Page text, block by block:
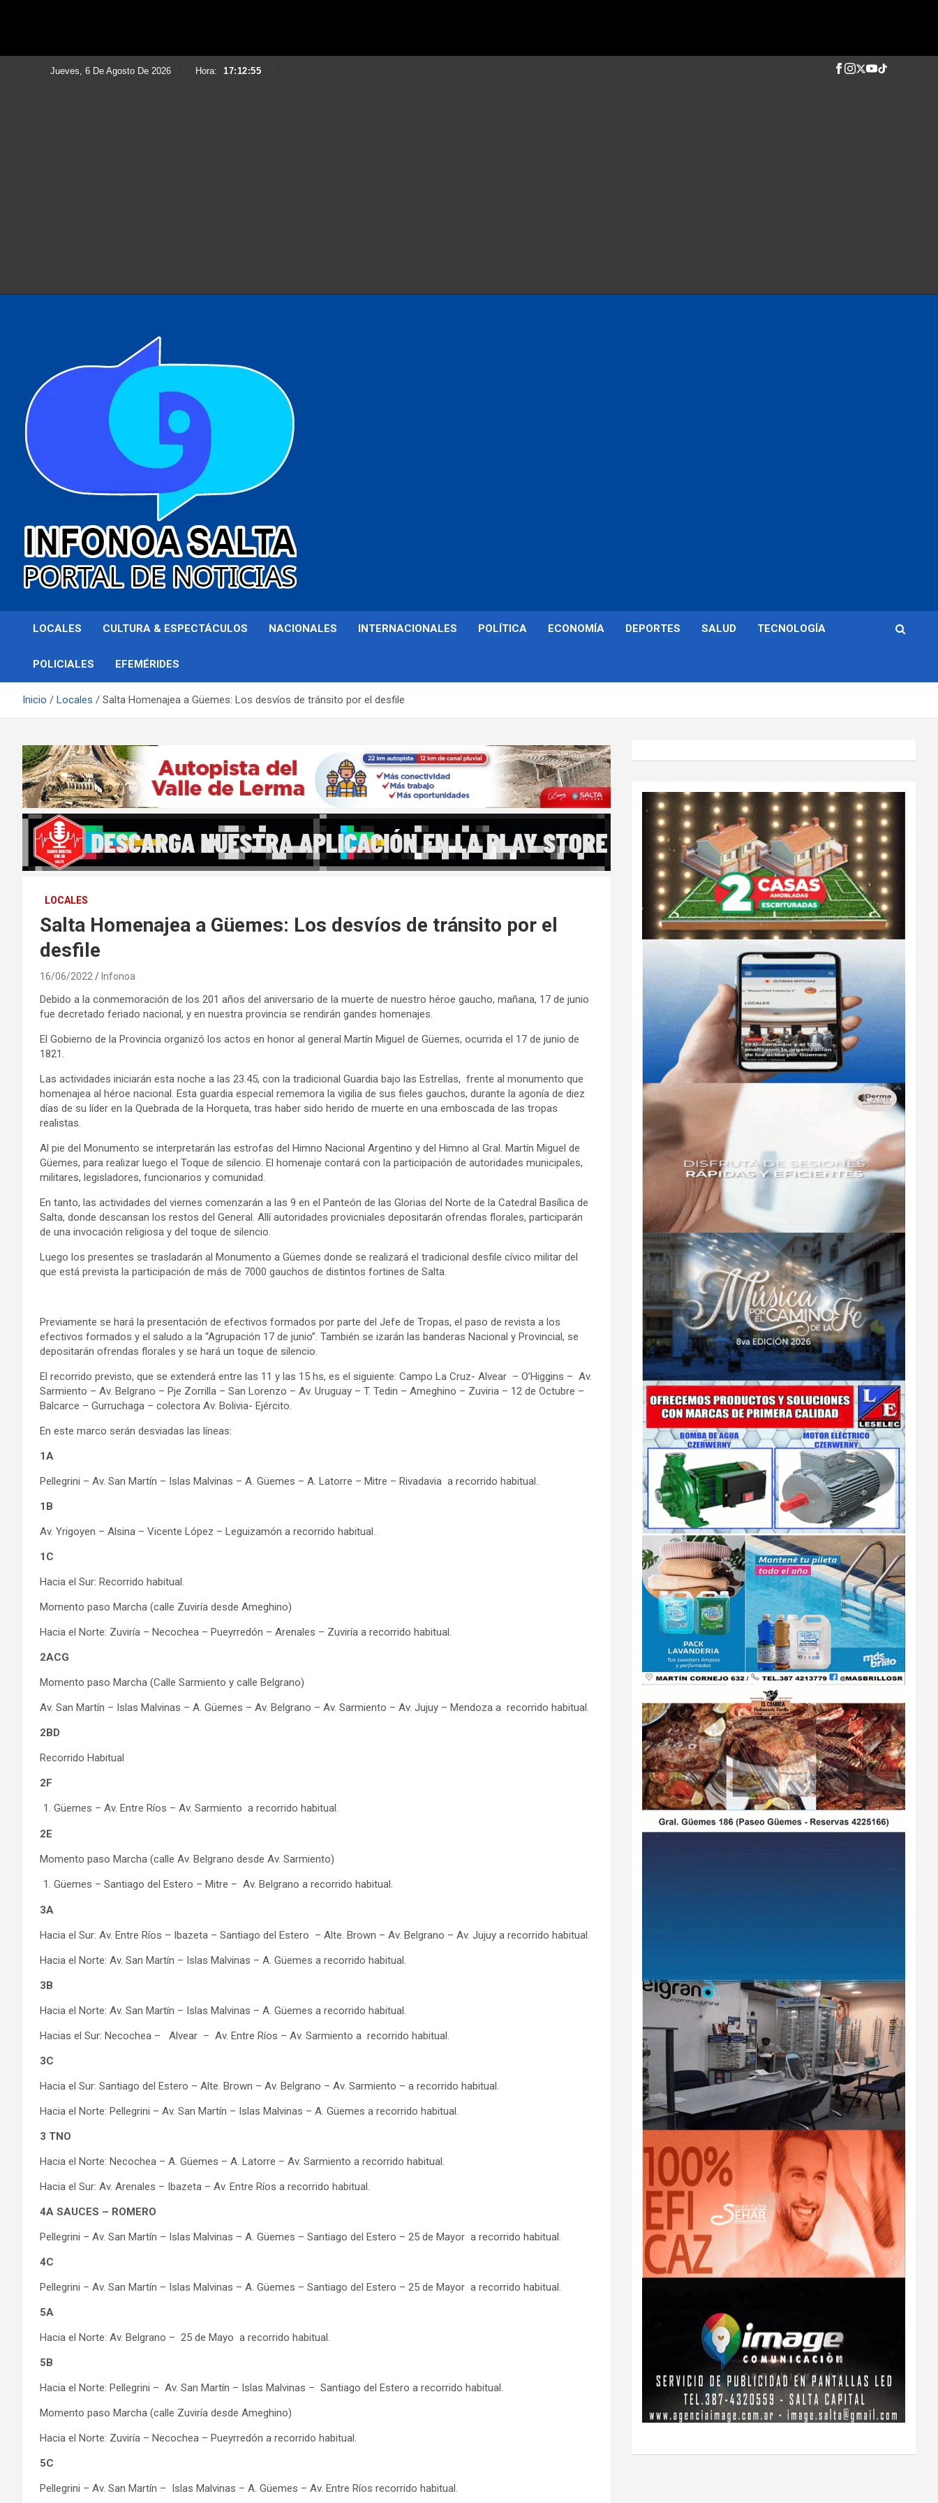
Jueves, 6 De Agosto De 2026 Hora: 17:12:56
Infonoa Salta
LOCALES CULTURA & ESPECTÁCULOS NACIONALES INTERNACIONALES POLÍTICA ECONOMÍA DEPORTES SALUD TECNOLOGÍA
POLICIALES EFEMÉRIDES
Inicio Locales Salta Homenajea a Güemes: Los desvíos de tránsito por el desfile
LOCALES
Salta Homenajea a Güemes: Los desvíos de tránsito por el
desfile
16/06/2022 Infonoa
Debido a la conmemoración de los 201 años del aniversario de la muerte de nuestro héroe gaucho, mañana, 17 de junio
fue decretado feriado nacional, y en nuestra provincia se rendirán gandes homenajes.
El Gobierno de la Provincia organizó los actos en honor al general Martín Miguel de Güemes, ocurrida el 17 de junio de
1821.
Las actividades iniciarán esta noche a las 23.45, con la tradicional Guardia bajo las Estrellas, frente al monumento que
homenajea al héroe nacional. Esta guardia especial rememora la vigilia de sus fieles gauchos, durante la agonía de diez
días de su líder en la Quebrada de la Horqueta, tras haber sido herido de muerte en una emboscada de las tropas
realistas.
Al pie del Monumento se interpretarán las estrofas del Himno Nacional Argentino y del Himno al Gral. Martín Miguel de
Güemes, para realizar luego el Toque de silencio. El homenaje contará con la participación de autoridades municipales,
militares, legisladores, funcionarios y comunidad.
En tanto, las actividades del viernes comenzarán a las 9 en el Panteón de las Glorias del Norte de la Catedral Basílica de
Salta, donde descansan los restos del General. Allí autoridades provicniales depositarán ofrendas florales, participarán
de una invocación religiosa y del toque de silencio.
Luego los presentes se trasladarán al Monumento a Güemes donde se realizará el tradicional desfile cívico militar del
que está prevista la participación de más de 7000 gauchos de distintos fortines de Salta.
Previamente se hará la presentación de efectivos formados por parte del Jefe de Tropas, el paso de revista a los
efectivos formados y el saludo a la “Agrupación 17 de junio”. También se izarán las banderas Nacional y Provincial, se
depositarán ofrendas florales y se hará un toque de silencio.
El recorrido previsto, que se extenderá entre las 11 y las 15 hs, es el siguiente: Campo La Cruz- Alvear – O’Higgins – Av.
Sarmiento – Av. Belgrano – Pje Zorrilla – San Lorenzo – Av. Uruguay – T. Tedin – Ameghino – Zuviria – 12 de Octubre –
Balcarce – Gurruchaga – colectora Av. Bolivia- Ejército.
En este marco serán desviadas las líneas:
1A
Pellegrini – Av. San Martín – Islas Malvinas – A. Güemes – A. Latorre – Mitre – Rivadavia a recorrido habitual.
1B
Av. Yrigoyen – Alsina – Vicente López – Leguizamón a recorrido habitual.
1C
Hacia el Sur: Recorrido habitual.
Momento paso Marcha (calle Zuviría desde Ameghino)
Hacia el Norte: Zuviría – Necochea – Pueyrredón – Arenales – Zuviría a recorrido habitual.
2ACG
Momento paso Marcha (Calle Sarmiento y calle Belgrano)
Av. San Martín – Islas Malvinas – A. Güemes – Av. Belgrano – Av. Sarmiento – Av. Jujuy – Mendoza a recorrido habitual.
2BD
Recorrido Habitual
2F
Güemes – Av. Entre Ríos – Av. Sarmiento a recorrido habitual.
2E
Momento paso Marcha (calle Av. Belgrano desde Av. Sarmiento)
Güemes – Santiago del Estero – Mitre – Av. Belgrano a recorrido habitual.
3A
Hacia el Sur: Av. Entre Ríos – Ibazeta – Santiago del Estero – Alte. Brown – Av. Belgrano – Av. Jujuy a recorrido habitual.
Hacia el Norte: Av. San Martín – Islas Malvinas – A. Güemes a recorrido habitual.
3B
Hacia el Norte: Av. San Martín – Islas Malvinas – A. Güemes a recorrido habitual.
Hacias el Sur: Necochea – Alvear – Av. Entre Ríos – Av. Sarmiento a recorrido habitual.
3C
Hacia el Sur: Santiago del Estero – Alte. Brown – Av. Belgrano – Av. Sarmiento – a recorrido habitual.
Hacia el Norte: Pellegrini – Av. San Martín – Islas Malvinas – A. Güemes a recorrido habitual.
3 TNO
Hacia el Norte: Necochea – A. Güemes – A. Latorre – Av. Sarmiento a recorrido habitual.
Hacia el Sur: Av. Arenales – Ibazeta – Av. Entre Ríos a recorrido habitual.
4A SAUCES – ROMERO
Pellegrini – Av. San Martín – Islas Malvinas – A. Güemes – Santiago del Estero – 25 de Mayor a recorrido habitual.
4C
Pellegrini – Av. San Martín – Islas Malvinas – A. Güemes – Santiago del Estero – 25 de Mayor a recorrido habitual.
5A
Hacia el Norte: Av. Belgrano – 25 de Mayo a recorrido habitual.
5B
Hacia el Norte: Pellegrini – Av. San Martín – Islas Malvinas – Santiago del Estero a recorrido habitual.
Momento paso Marcha (calle Zuviría desde Ameghino)
Hacia el Norte: Zuviría – Necochea – Pueyrredón a recorrido habitual.
5C
Pellegrini – Av. San Martín – Islas Malvinas – A. Güemes – Av. Entre Ríos recorrido habitual.